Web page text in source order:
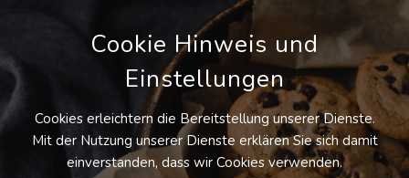
Cookie Hinweis und
Einstellungen
Cookies erleichtern die Bereitstellung unserer Dienste.
Mit der Nutzung unserer Dienste erklären Sie sich damit
einverstanden, dass wir Cookies verwenden.